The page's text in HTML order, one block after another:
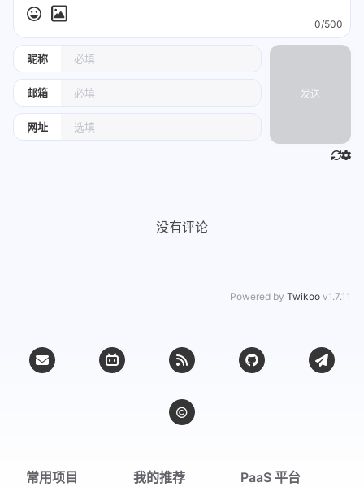
昵称
邮箱
网址
0/500
发送
没有评论
Powered by Twikoo v1.7.11
常用项目 我的推荐 PaaS 平台